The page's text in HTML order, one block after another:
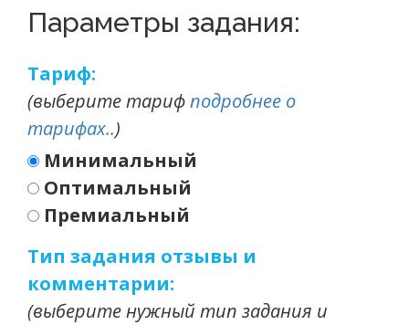
Параметры задания:
Тариф:
(выберите тарифподробнее о
тарифах..)
Минимальный
Оптимальный
Премиальный
Тип задания отзывы и
комментарии:
(выберите нужный тип задания и